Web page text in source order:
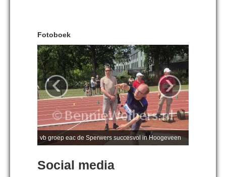
Fotoboek
vb groep eac de Sperwers succesvol in Hoogeveen
‹ ›
Social media